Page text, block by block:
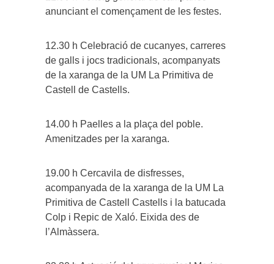
anunciant el començament de les festes.
12.30 h Celebració de cucanyes, carreres
de galls i jocs tradicionals, acompanyats
de la xaranga de la UM La Primitiva de
Castell de Castells.
14.00 h Paelles a la plaça del poble.
Amenitzades per la xaranga.
19.00 h Cercavila de disfresses,
acompanyada de la xaranga de la UM La
Primitiva de Castell Castells i la batucada
Colp i Repic de Xaló. Eixida des de
l’Almàssera.